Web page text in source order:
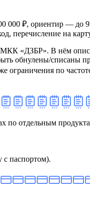
000 ₽, ориентир —
перечисление на
«ДЗБР». В нём
обнулены/списаны
по
по отдельным
с паспортом).